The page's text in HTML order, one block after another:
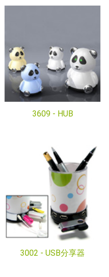
3609 - HUB
3002 - USB分享器